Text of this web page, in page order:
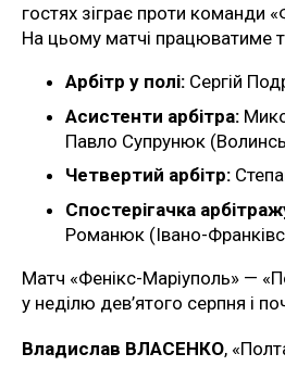
гостях зіграє проти команди
На цьому матчі працюватиме
Арбітр у полі: Сергій
Асистенти арбітра:
Павло Супрунюк
Четвертий арбітр:
Спостерігачка
Романюк (Івано-
Матч «Фенікс-Маріуполь» —
у неділю дев’ятого серпня і
Владислав ВЛАСЕНКО,